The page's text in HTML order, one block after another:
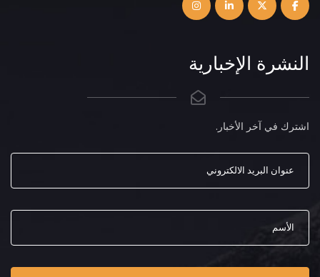
النشرة الإخبارية
اشترك في آخر الأخبار.